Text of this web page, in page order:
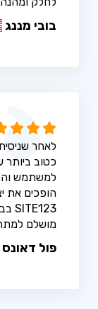
בובי מננג
כטוב ביותר
למשתמש
הופכים את
מושלם
פול דאונס